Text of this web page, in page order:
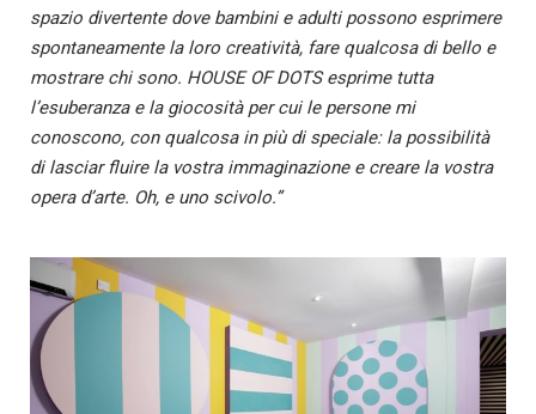
spazio divertente dove bambini e adulti possono esprimere
spontaneamente la loro creatività, fare qualcosa di bello e
mostrare chi sono. HOUSE OF DOTS esprime tutta
l’esuberanza e la giocosità per cui le persone mi
conoscono, con qualcosa in più di speciale: la possibilità
di lasciar fluire la vostra immaginazione e creare la vostra
opera d’arte. Oh, e uno scivolo.”